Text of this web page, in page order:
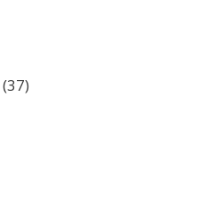
(37)